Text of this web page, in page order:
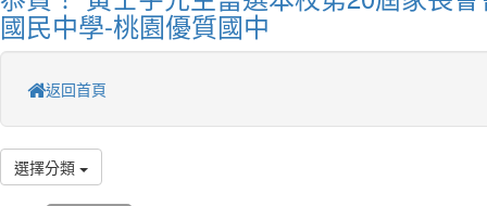
國民中學-桃園優質國中
返回首頁
選擇分類